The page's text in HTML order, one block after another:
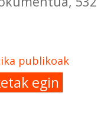
publikoak
egin